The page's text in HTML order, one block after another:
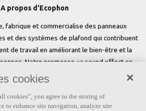
A propos d'Ecophon
fabrique et commercialise des panneaux
et des systèmes de plafond qui contribuent
de travail en améliorant le bien-être et la
Notre promesse «a sound effect on
cœur de tout ce que nous faisons.
cookies
cookies”, you agree to the storing of
to enhance site navigation, analyze site